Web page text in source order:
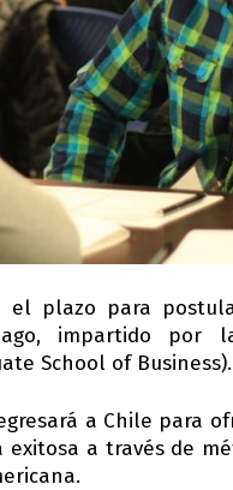
el plazo para
impartido
School of Business).
a Chile para
a través de